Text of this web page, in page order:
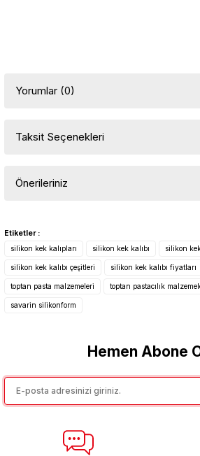
Yorumlar (0)
Taksit Seçenekleri
Önerileriniz
konularda yetersiz gördüğünüz noktaları
Görüş ve önerileriniz için teşekkür ederiz.
Ürün resmi kalitesiz, bozuk veya
Ürün açıklamasında eksik bilgiler bulunuyor.
Ürün fiyatı diğer sitelerden daha pahalı.
Etiketler :
silikon kek kalıpları
silikon kek kalıbı silikon
silikon kek kalıbı çeşitleri silikon kek kalıbı fiyatları
toptan pasta malzemeleri toptan pastacılık
savarin silikonform
Hemen Abone